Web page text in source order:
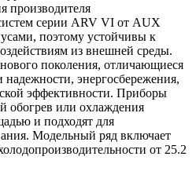
производителя
серии ARV VI от AUX
поэтому устойчивы к
из внешней среды.
поколения, отличающиеся
энергосбережения,
эффективности. Приборы
обогрев или охлаждения
и подходят для
Модельный ряд включает
от 25.2